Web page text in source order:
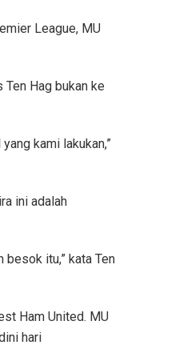
League, MU
Hag bukan ke
kami lakukan,”
ini adalah
itu,” kata Ten
Ham United. MU
hari